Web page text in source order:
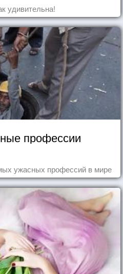
удивительна!
профессии
ужасных профессий в мире